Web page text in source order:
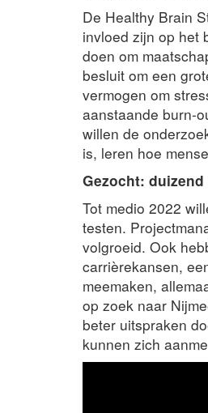
De Healthy Brain
invloed zijn op het
doen om
besluit om een
vermogen om
aanstaande burn-
willen de
is, leren hoe
Gezocht:
Tot medio 2022
testen.
volgroeid. Ook
carrièrekansen,
meemaken,
op zoek naar
beter uitspraken
kunnen zich